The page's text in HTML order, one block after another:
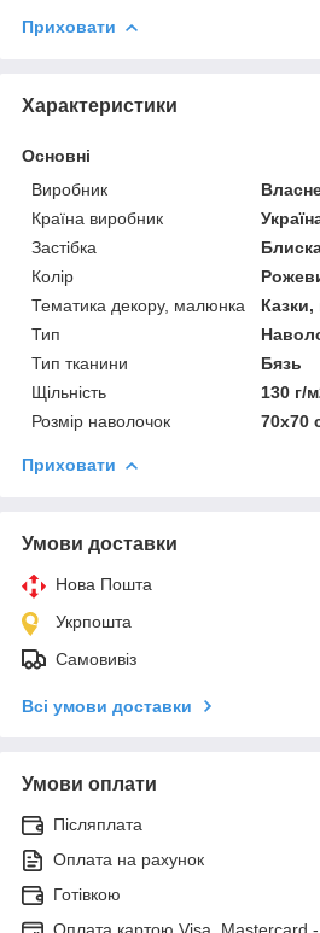
Приховати
Характеристики
Основні
Виробник
Країна виробник
Застібка
Колір
Тематика декору, малюнка
Казки,
Тип
Тип тканини
Бязь
Щільність
130 г/
Розмір наволочок
70х70
Приховати
Умови доставки
Нова Пошта
Укрпошта
Самовивіз
Всі умови доставки
Умови оплати
Післяплата
Оплата на рахунок
Готівкою
Оплата картою Visa, Mastercard